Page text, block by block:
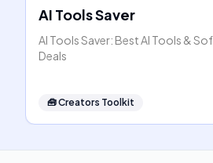
AI Tools Saver
AI Tools Saver: Best AI Tools &
Deals
🧰Creators Toolkit